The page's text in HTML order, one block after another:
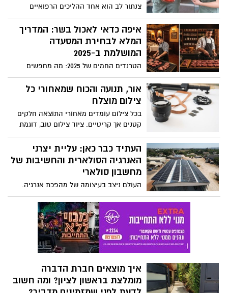
צנתור לב הוא אחד ההליכים הרפואיים
החשובים והמתקדמים ביותר בעולם
הקרדיולוגיה. הוא מאפשר לאבחן ולטפל
במחלות לב וכלי דם בדיוק מרבי ובזמן קצר,
ובמקרים רבים אף להציל חיים. בשנים
ויעיל, המאפשר למטופלים לשוב לשגרת
מחברת בין ידע רפואי, טכנולוגיה חדשנית
וניסיון קליני רב.
איפה כדאי לאכול בשר: המדריך
המלא לבחירת המסעדה
המושלמת ב-2025
הטרנדים החמים של 2025: מה מחפשים
אוהבי הבשר היום?
אור, תנועה והכוח שמאחורי כל
צילום מוצלח
בכל צילום עומדים מאחורי התוצאה חלקים
קטנים אך קריטיים. ציוד צילום טוב, דוגמת
סוללות איכותיות ועדשות מדויקות, משפיע
ישירות על הצלחת המשימה ואיכות הצילום
המתקבל. בפרט, הביצועים של כל גוף מצלמה
משתנים משמעותית לפי האביזרים הנלווים.
העתיד כבר כאן: עליית יצרני
האנרגיה הסולארית והחשיבות של
מחשבון סולארי
העולם ניצב בעיצומה של מהפכת אנרגיה.
מגמות סביבתיות, טכנולוגיות וכלכליות דוחפות
את המין האנושי להאיץ את המעבר מדלקים
פוסלים לייצור אנרגיה מתחדשת, ובראשן
האנרגיה הסולארית. ישראל, הממוקמת באזור
שטוף שמש במשך רוב ימות השנה, נמצאת
בעמדת פתיחה מצוינת לצמצום התלות
מזהמים נוספים, ועצם, להובלת שינוי
משמעותי בדרך לייצור חשמל נקי.
איך מוצאים חברת הדברה
מומלצת בראשון לציון? ומה חשוב